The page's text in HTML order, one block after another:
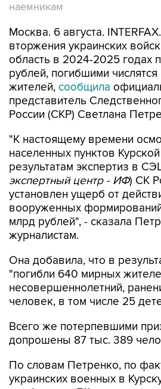
Москва. 6 августа.
область в 2024-2025 годах
рублей, погибшими числятся
жителей,сообщила
представитель
России (СКР) Светлана
"К настоящему времени
результатам экспертиз в
экспертный центр - ИФ) СК
установлен ущерб от
вооруженных формирований
млрд рублей", - сказала
журналистам.
Она добавила, что в
несовершеннолетний,
человек, в том числе 25
Всего же потерпевшими
По словам Петренко, по
возбуждено 711 уголовных
террористических атаках.